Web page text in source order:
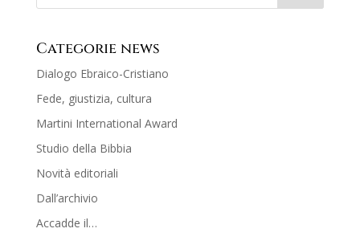
Categorie news
Dialogo Ebraico-Cristiano
Fede, giustizia, cultura
Martini International Award
Studio della Bibbia
Novità editoriali
Dall’archivio
Accadde il…